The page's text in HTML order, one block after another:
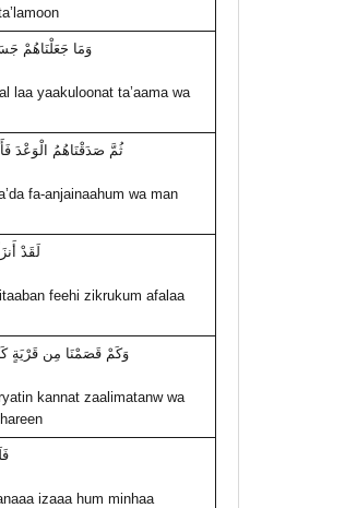
وَمَا جَعَلْنَاهُمْ
laa yaakuloonat ta’aama wa
ثُمَّ صَدَقْنَاهُمُ الْوَعْدَ
fa-anjainaahum wa man
لَقَدْ
feehi zikrukum afalaa
وَكَمْ قَصَمْنَا مِن قَرْيَةٍ
kannat zaalimatanw wa
izaaa hum minhaa